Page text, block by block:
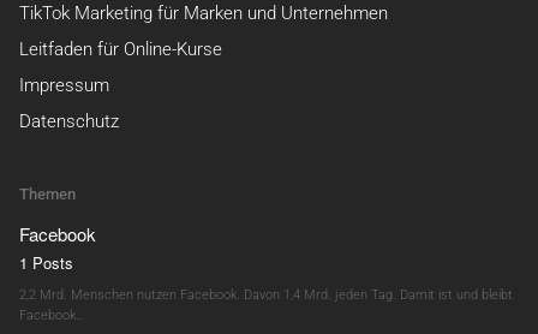
TikTok Marketing für Marken und Unternehmen
Leitfaden für Online-Kurse
Impressum
Datenschutz
Themen
Facebook
1 Posts
2,2 Mrd. Menschen nutzen Facebook. Davon 1,4 Mrd. jeden Tag. Damit ist und bleibt
Facebook…